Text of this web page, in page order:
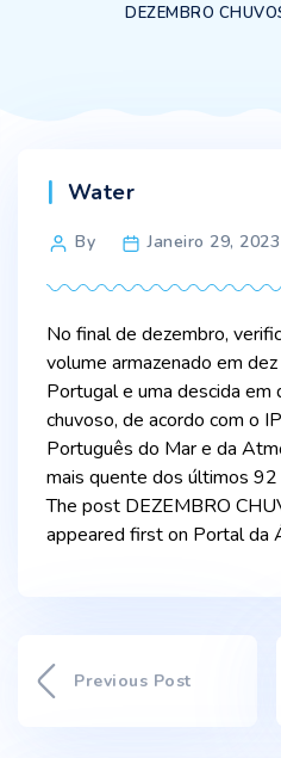
DEZEMBRO
Categories
Water
PostBy Janeiro 29, 2023
No final de dezembro,
volume armazenado em
Portugal e uma descida em
chuvoso, de acordo com o
Português do Mar e da
mais quente dos últimos 92
The post DEZEMBRO
appeared first on Portal da
Previous Post